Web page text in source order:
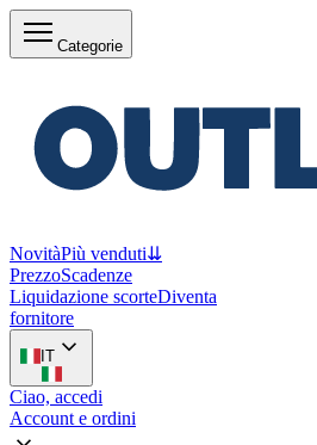
Categorie
NovitàPiù venduti⇊
PrezzoScadenze
Liquidazione scorteDiventa
fornitore
IT
Ciao, accedi
Account e ordini